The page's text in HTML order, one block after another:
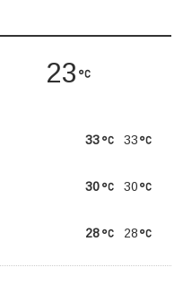
23
33
33
30
30
28
28